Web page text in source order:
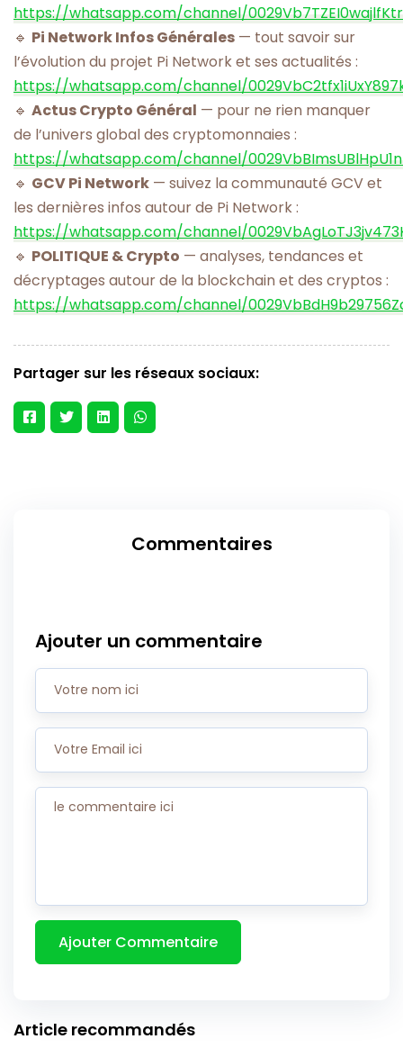
https://whatsapp.com/channel/
🔹 Pi Network Infos Générales — tout savoir sur
l’évolution du projet Pi Network et ses actualités :
https://whatsapp.com/channel/
🔹 Actus Crypto Général — pour ne rien manquer
de l’univers global des cryptomonnaies :
https://whatsapp.com/channel/
🔹 GCV Pi Network — suivez la communauté GCV et
les dernières infos autour de Pi Network :
https://whatsapp.com/channel/
🔹 POLITIQUE & Crypto — analyses, tendances et
décryptages autour de la blockchain et des cryptos :
https://whatsapp.com/channel/
Partager sur les réseaux sociaux:
Commentaires
Ajouter un commentaire
Article recommandés